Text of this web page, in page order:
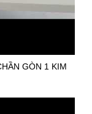
GÒN 1 KIM